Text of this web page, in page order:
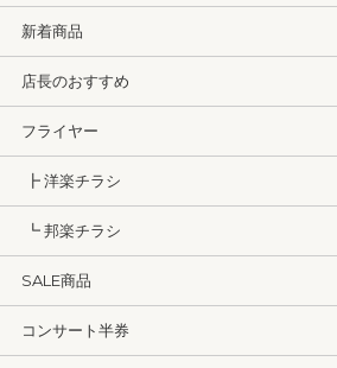
新着商品
店長のおすすめ
フライヤー
┣ 洋楽チラシ
┗ 邦楽チラシ
SALE商品
コンサート半券